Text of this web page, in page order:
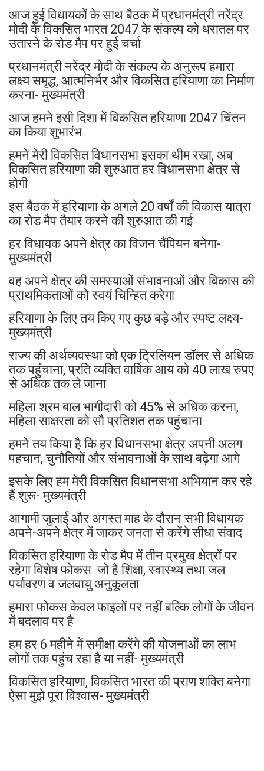
आज हुई विधायकों के साथ बैठक में प्रधानमंत्री नरेंद्र
मोदी के विकसित भारत 2047 के संकल्प को धरातल पर
उतारने के रोड मैप पर हुई चर्चा
प्रधानमंत्री नरेंद्र मोदी के संकल्प के अनुरूप हमारा
लक्ष्य समृद्ध, आत्मनिर्भर और विकसित हरियाणा का निर्माण
करना- मुख्यमंत्री
आज हमने इसी दिशा में विकसित हरियाणा 2047 चिंतन
का किया शुभारंभ
हमने मेरी विकसित विधानसभा इसका थीम रखा, अब
विकसित हरियाणा की शुरुआत हर विधानसभा क्षेत्र से
होगी
इस बैठक में हरियाणा के अगले 20 वर्षों की विकास यात्रा
का रोड मैप तैयार करने की शुरुआत की गई
हर विधायक अपने क्षेत्र का विजन चैंपियन बनेगा-
मुख्यमंत्री
वह अपने क्षेत्र की समस्याओं संभावनाओं और विकास की
प्राथमिकताओं को स्वयं चिन्हित करेगा
हरियाणा के लिए तय किए गए कुछ बड़े और स्पष्ट लक्ष्य-
मुख्यमंत्री
राज्य की अर्थव्यवस्था को एक ट्रिलियन डॉलर से अधिक
तक पहुंचाना, प्रति व्यक्ति वार्षिक आय को 40 लाख रुपए
से अधिक तक ले जाना
महिला श्रम बाल भागीदारी को 45% से अधिक करना,
महिला साक्षरता को सौ प्रतिशत तक पहुंचाना
हमने तय किया है कि हर विधानसभा क्षेत्र अपनी अलग
पहचान, चुनौतियों और संभावनाओं के साथ बढ़ेगा आगे
इसके लिए हम मेरी विकसित विधानसभा अभियान कर रहे
हैं शुरू- मुख्यमंत्री
आगामी जुलाई और अगस्त माह के दौरान सभी विधायक
अपने-अपने क्षेत्र में जाकर जनता से करेंगे सीधा संवाद
विकसित हरियाणा के रोड मैप में तीन प्रमुख क्षेत्रों पर
रहेगा विशेष फोकस जो है शिक्षा, स्वास्थ्य तथा जल
पर्यावरण व जलवायु अनुकूलता
हमारा फोकस केवल फाइलों पर नहीं बल्कि लोगों के जीवन
में बदलाव पर है
हम हर 6 महीने में समीक्षा करेंगे की योजनाओं का लाभ
लोगों तक पहुंच रहा है या नहीं- मुख्यमंत्री
विकसित हरियाणा, विकसित भारत की प्राण शक्ति बनेगा
ऐसा मुझे पूरा विश्वास- मुख्यमंत्री